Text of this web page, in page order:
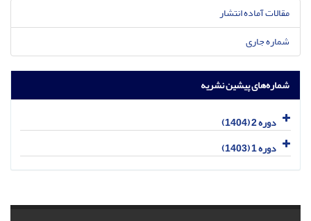
مقالات آماده انتشار
شماره جاری
شماره‌های پیشین نشریه
دوره 2 (1404)
دوره 1 (1403)